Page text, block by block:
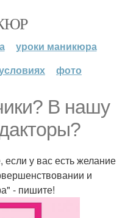
уроки маникюра
фото
В нашу
у вас есть желание
и
- пишите!